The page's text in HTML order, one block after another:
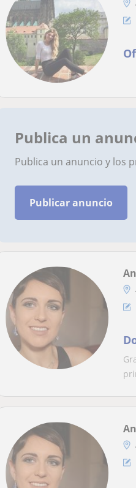
Publica un
Publica un anuncio y los
Publicar anuncio